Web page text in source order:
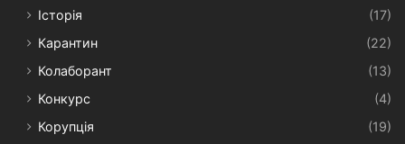
Історія
(17)
Карантин
(22)
Колаборант
(13)
Конкурс
(4)
Корупція
(19)